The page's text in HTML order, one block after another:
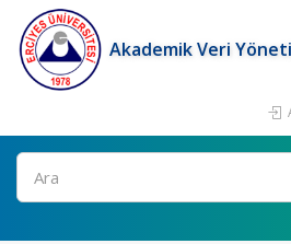
Akademik Veri
Ara